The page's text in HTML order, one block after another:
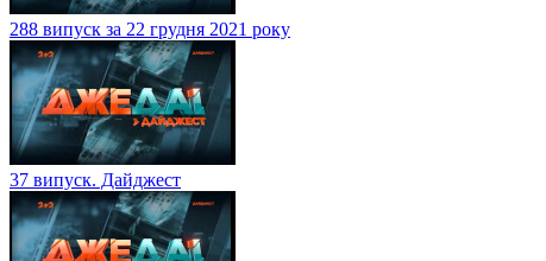
288 випуск за 22 грудня 2021 року
37 випуск. Дайджест